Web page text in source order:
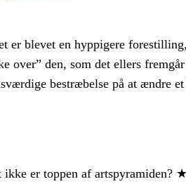
blevet en hyppigere
over” den, som det ellers
bestræbelse på at ændre
er toppen af